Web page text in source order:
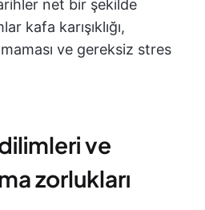
net bir şekilde
kafa karışıklığı,
ve gereksiz stres
ve
zorlukları